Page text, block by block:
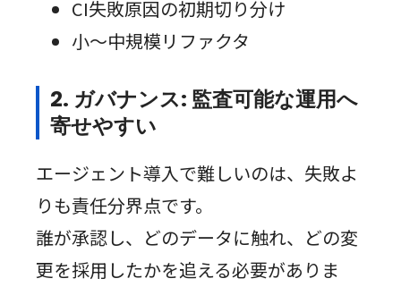
CI失敗原因の初期切り分け
小〜中規模リファクタ
2. ガバナンス: 監査可能な運用へ
寄せやすい
エージェント導入で難しいのは、失敗よ
りも責任分界点です。
誰が承認し、どのデータに触れ、どの変
更を採用したかを追える必要がありま